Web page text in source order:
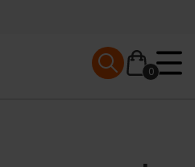
0
Mobile menu